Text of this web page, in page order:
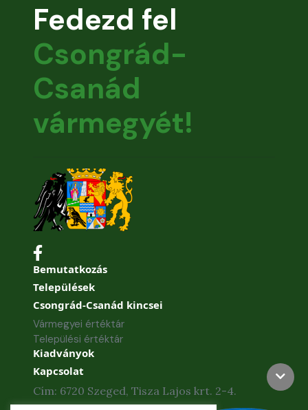
Fedezd fel
Csongrád-
Csanád
vármegyét!
Bemutatkozás
Települések
Csongrád-Csanád kincsei
Vármegyei értéktár
Települési értéktár
Kiadványok
Kapcsolat
Cím: 6720 Szeged, Tisza Lajos krt. 2-4.